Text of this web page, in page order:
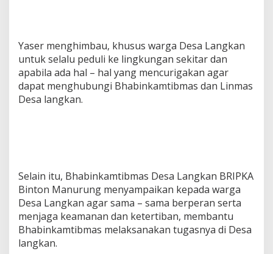
Yaser menghimbau, khusus warga Desa Langkan
untuk selalu peduli ke lingkungan sekitar dan
apabila ada hal – hal yang mencurigakan agar
dapat menghubungi Bhabinkamtibmas dan Linmas
Desa langkan.
Selain itu, Bhabinkamtibmas Desa Langkan BRIPKA
Binton Manurung menyampaikan kepada warga
Desa Langkan agar sama – sama berperan serta
menjaga keamanan dan ketertiban, membantu
Bhabinkamtibmas melaksanakan tugasnya di Desa
langkan.